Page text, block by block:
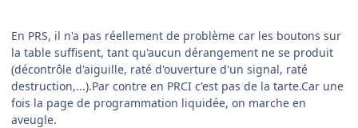
En PRS, il n'a pas réellement de problème car les boutons sur
la table suffisent, tant qu'aucun dérangement ne se produit
(décontrôle d'aiguille, raté d'ouverture d'un signal, raté
destruction,...).Par contre en PRCI c'est pas de la tarte.Car une
fois la page de programmation liquidée, on marche en
aveugle.